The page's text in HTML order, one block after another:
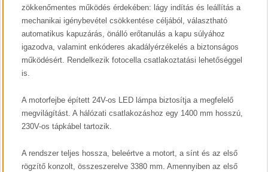
zökkenőmentes működés érdekében: lágy indítás és leállítás a
mechanikai igénybevétel csökkentése céljából, választható
automatikus kapuzárás, önálló erőtanulás a kapu súlyához
igazodva, valamint enkóderes akadályérzékelés a biztonságos
működésért. Rendelkezik fotocella csatlakoztatási lehetőséggel
is.
A motorfejbe épített 24V-os LED lámpa biztosítja a megfelelő
megvilágítást. A hálózati csatlakozáshoz egy 1400 mm hosszú,
230V-os tápkábel tartozik.
A rendszer teljes hossza, beleértve a motort, a sínt és az első
rögzítő konzolt, összeszerelve 3380 mm. Amennyiben az első